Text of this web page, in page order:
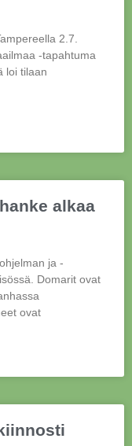
2.7.
-tapahtuma
loi tilaan
alkaa
ja -
Domarit ovat
ovat